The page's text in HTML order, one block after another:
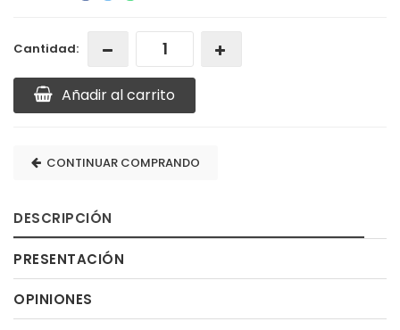
Cantidad:
Añadir al carrito
CONTINUAR COMPRANDO
DESCRIPCIÓN
PRESENTACIÓN
OPINIONES